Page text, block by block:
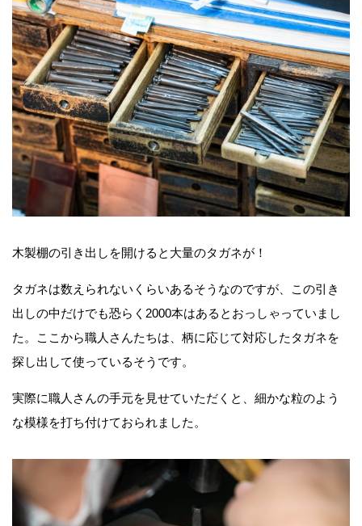
木製棚の引き出しを開けると大量のタガネが！
タガネは数えられないくらいあるそうなのですが、この引き
出しの中だけでも恐らく2000本はあるとおっしゃっていまし
た。ここから職人さんたちは、柄に応じて対応したタガネを
探し出して使っているそうです。
実際に職人さんの手元を見せていただくと、細かな粒のよう
な模様を打ち付けておられました。